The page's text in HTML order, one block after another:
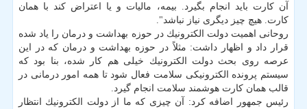
آن كارت باید انجام بگیرد. بیمه، مالیات و یا اعتراض كند با همان
كارت. هیچ چیز دیگری نیاز نباشد".
روحانی اهمیت دولت الكترونیك در حوزه بهداشت و درمان را یاد شده
قرار داد و اظهار داشت: مثلاً در حوزه بهداشت و درمان كه در این
عرصه روی بحث دولت الكترونیك خیلی هم كار شده، بنا بود كه
سیستم پرونده الكترونیكی سلامت فعال شود تا همه امور درمانی در
قالب همان كارت هوشمند سلامت انجام گیرد.
رئیس جمهور اضافه كرد: آن چیزی كه ما از دولت الكترونیك انتظار